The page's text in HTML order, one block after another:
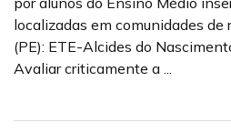
localizadas em comunidades de
(PE): ETE-Alcides do
Avaliar criticamente a ...